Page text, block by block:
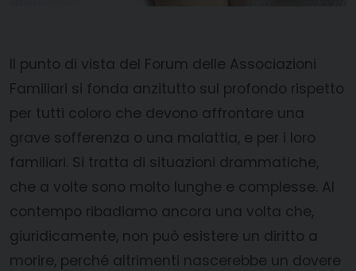
Il punto di vista del Forum delle Associazioni
Familiari si fonda anzitutto sul profondo rispetto
per tutti coloro che devono affrontare una
grave sofferenza o una malattia, e per i loro
familiari. Si tratta di situazioni drammatiche,
che a volte sono molto lunghe e complesse. Al
contempo ribadiamo ancora una volta che,
giuridicamente, non può esistere un diritto a
morire, perché altrimenti nascerebbe un dovere